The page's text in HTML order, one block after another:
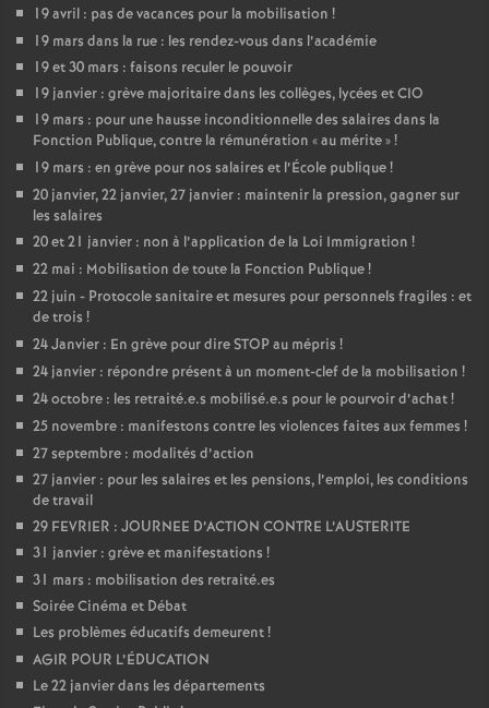
19 avril : pas de vacances pour la mobilisation !
19 mars dans la rue : les rendez-vous dans l’académie
19 et 30 mars : faisons reculer le pouvoir
19 janvier : grève majoritaire dans les collèges, lycées et CIO
19 mars : pour une hausse inconditionnelle des salaires dans la
Fonction Publique, contre la rémunération «au mérite»!
19 mars : en grève pour nos salaires et l’École publique!
20 janvier, 22 janvier, 27 janvier : maintenir la pression, gagner sur
les salaires
20 et 21 janvier : non à l’application de la Loi Immigration !
22 mai : Mobilisation de toute la Fonction Publique!
22 juin - Protocole sanitaire et mesures pour personnels fragiles : et
de trois !
24 Janvier : En grève pour dire STOP au mépris !
24 janvier : répondre présent à un moment-clef de la mobilisation !
24 octobre : les retraité.e.s mobilisé.e.s pour le pourvoir d’achat!
25 novembre : manifestons contre les violences faites aux femmes !
27 septembre : modalités d’action
27 janvier : pour les salaires et les pensions, l’emploi, les conditions
de travail
29 FEVRIER : JOURNEE D’ACTION CONTRE L’AUSTERITE
31 janvier : grève et manifestations !
31 mars : mobilisation des retraité.es
Soirée Cinéma et Débat
Les problèmes éducatifs demeurent!
AGIR POUR L’ÉDUCATION
Le 22 janvier dans les départements